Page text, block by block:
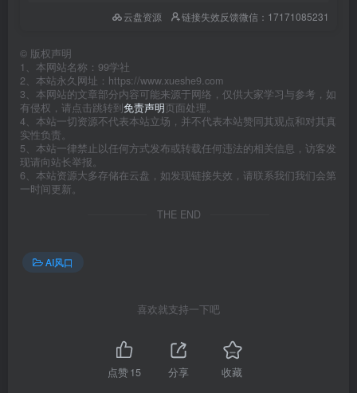
云盘资源
链接失效反馈微信：17171085231
© 版权声明
1、本网站名称：99学社
2、本站永久网址：https://www.xueshe9.com
3、本网站的文章部分内容可能来源于网络，仅供大家学习与参考，如
有侵权，请点击跳转到免责声明页面处理。
4、本站一切资源不代表本站立场，并不代表本站赞同其观点和对其真
实性负责。
5、本站一律禁止以任何方式发布或转载任何违法的相关信息，访客发
现请向站长举报。
6、本站资源大多存储在云盘，如发现链接失效，请联系我们我们会第
一时间更新。
THE END
AI风口
喜欢就支持一下吧
点赞15 分享 收藏